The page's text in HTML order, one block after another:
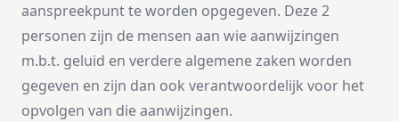
aanspreekpunt te worden opgegeven. Deze 2
personen zijn de mensen aan wie aanwijzingen
m.b.t. geluid en verdere algemene zaken worden
gegeven en zijn dan ook verantwoordelijk voor het
opvolgen van die aanwijzingen.